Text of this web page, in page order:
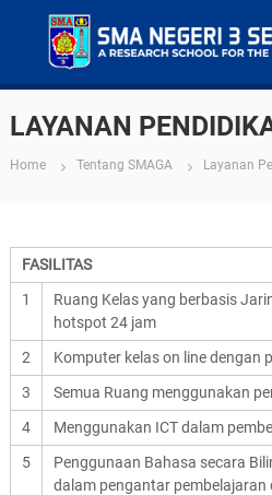
S
M
A
N
e
r
i
S
e
m
a
r
LAYANAN
Home Tentang SMAGA Layanan
FASILITAS
1
Ruang Kelas yang berbasis
hotspot 24 jam
2
Komputer kelas on line dengan
3
Semua Ruang menggunakan
4
Menggunakan ICT dalam
5
Penggunaan Bahasa secara
dalam pengantar pembelajaran